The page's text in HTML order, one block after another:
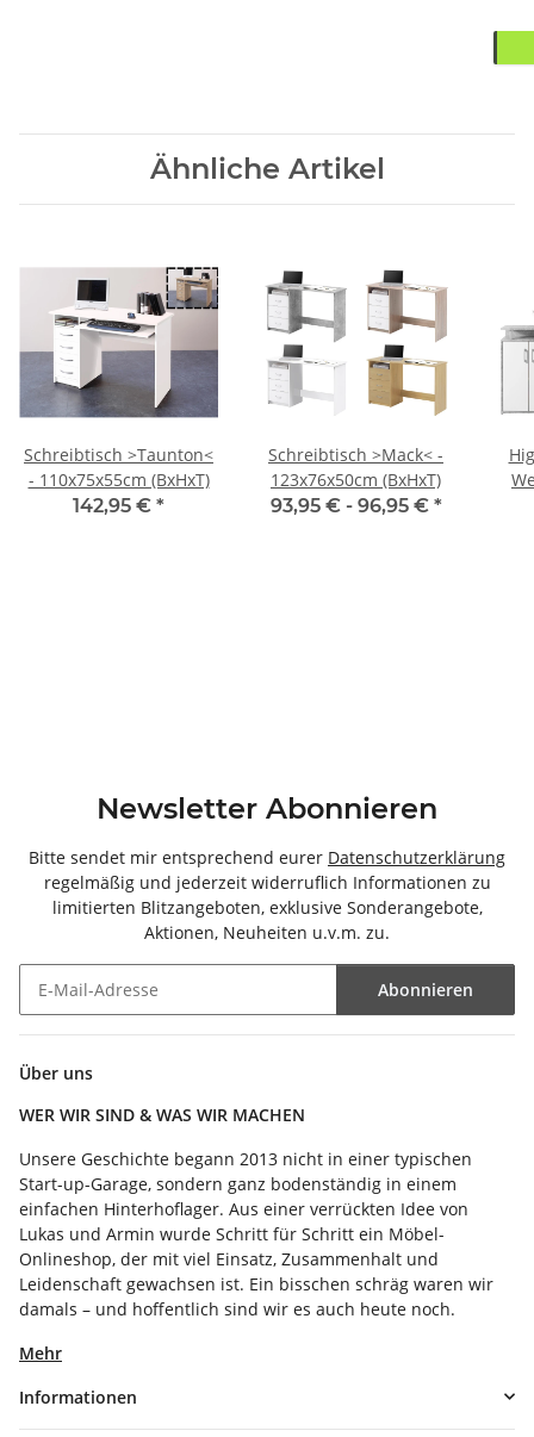
Ähnliche Artikel
Schreibtisch >Taunton<
- 110x75x55cm (BxHxT)
142,95 € *
Schreibtisch >Mack< -
123x76x50cm (BxHxT)
93,95 € - 96,95 € *
Newsletter Abonnieren
Bitte sendet mir entsprechend eurer Datenschutzerklärung
regelmäßig und jederzeit widerruflich Informationen zu
limitierten Blitzangeboten, exklusive Sonderangebote,
Aktionen, Neuheiten u.v.m. zu.
Abonnieren
Über uns
WER WIR SIND & WAS WIR MACHEN
Unsere Geschichte begann 2013 nicht in einer typischen
Start-up-Garage, sondern ganz bodenständig in einem
einfachen Hinterhoflager. Aus einer verrückten Idee von
Lukas und Armin wurde Schritt für Schritt ein Möbel-
Onlineshop, der mit viel Einsatz, Zusammenhalt und
Leidenschaft gewachsen ist. Ein bisschen schräg waren wir
damals – und hoffentlich sind wir es auch heute noch.
Mehr
Informationen